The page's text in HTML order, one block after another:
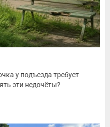
у подъезда требует
эти недочёты?